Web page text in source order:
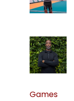
Games